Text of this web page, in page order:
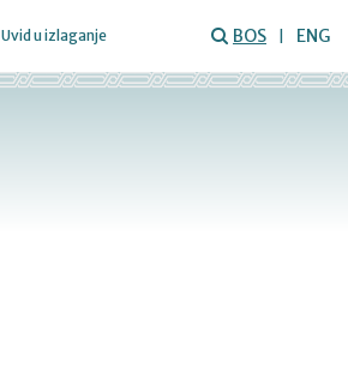
Uvid u izlaganje BOS ENG